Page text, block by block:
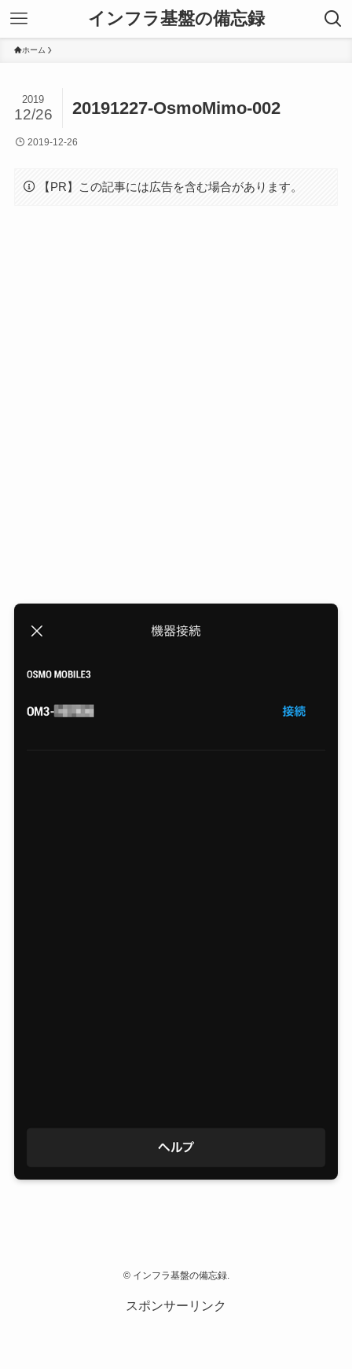
インフラ基盤の備忘録
ホーム
20191227-OsmoMimo-002
2019
12/26
2019-12-26
【PR】この記事には広告を含む場合があります。
©インフラ基盤の備忘録.
スポンサーリンク